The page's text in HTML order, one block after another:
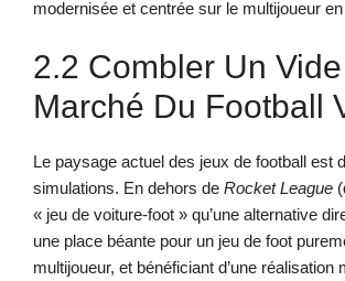
modernisée et centrée sur le multijoueur en
2.2 Combler Un
Marché Du Football
Le paysage actuel des jeux de football est
simulations. En dehors de Rocket League
« jeu de voiture-foot » qu’une alternative
une place béante pour un jeu de foot
multijoueur, et bénéficiant d’une réalisation